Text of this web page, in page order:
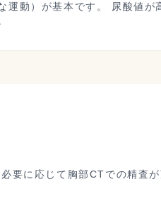
運動）が基本です。 尿酸値が
要に応じて胸部CTでの精査が